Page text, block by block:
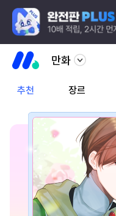
만화
추천 장르